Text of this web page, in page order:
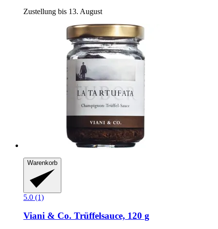
Zustellung bis 13. August
Warenkorb
5.0 (1)
Viani & Co. Trüffelsauce, 120 g